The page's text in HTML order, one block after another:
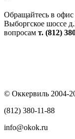
Обращайтесь в офис
Выборгское шоссе
вопросам т. (812)
© Оккервиль 2004-
(812) 380-11-88
info@okok.ru